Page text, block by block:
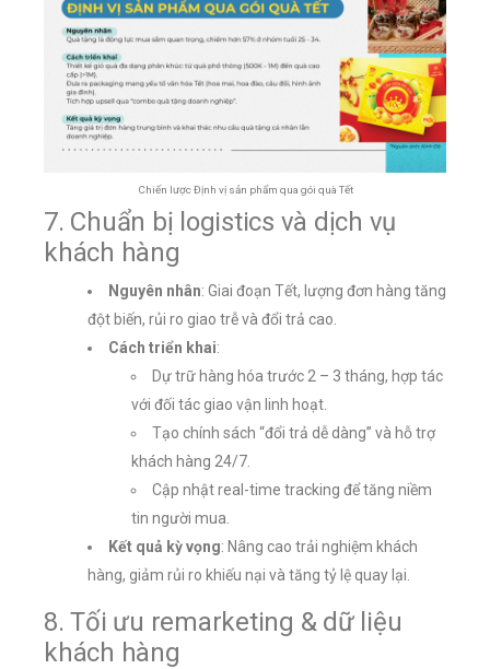
Chiến lược Định vị sản phẩm qua gói quà Tết
7. Chuẩn bị logistics và dịch vụ
khách hàng
Nguyên nhân: Giai đoạn Tết, lượng đơn hàng tăng
đột biến, rủi ro giao trễ và đổi trả cao.
Cách triển khai:
Dự trữ hàng hóa trước 2 – 3 tháng, hợp tác
với đối tác giao vận linh hoạt.
Tạo chính sách “đổi trả dễ dàng” và hỗ trợ
khách hàng 24/7.
Cập nhật real-time tracking để tăng niềm
tin người mua.
Kết quả kỳ vọng: Nâng cao trải nghiệm khách
hàng, giảm rủi ro khiếu nại và tăng tỷ lệ quay lại.
8. Tối ưu remarketing & dữ liệu
khách hàng